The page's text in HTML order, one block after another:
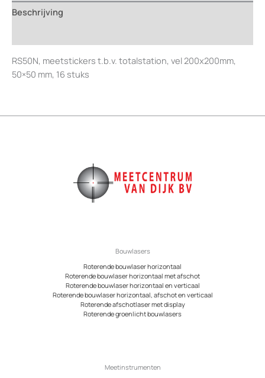
Beschrijving
RS50N, meetstickers t.b.v. totalstation, vel 200x200mm,
50×50 mm, 16 stuks
Bouwlasers
Roterende bouwlaser horizontaal
Roterende bouwlaser horizontaal met afschot
Roterende bouwlaser horizontaal en verticaal
Roterende bouwlaser horizontaal, afschot en verticaal
Roterende afschotlaser met display
Roterende groenlicht bouwlasers
Meetinstrumenten